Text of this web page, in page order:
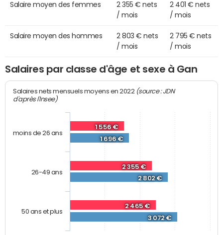
Salaire moyen des femmes
2 355 € nets
/ mois
2 401 € nets
/ mois
Salaire moyen des hommes
2 803 € nets
/ mois
2 795 € nets
/ mois
Salaires par classe d'âge et sexe à Gan
Salaires nets mensuels moyens en 2022 (source : JDN
d'après l'Insee)
1 556 €
2 355 €
2 465 €
1 696 €
2 802 €
3 072 €
moins de 26 ans
26-49 ans
50 ans et plus